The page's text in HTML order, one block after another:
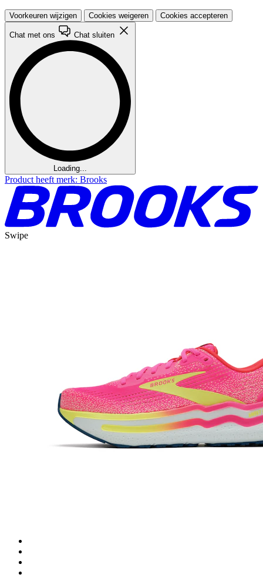
Voorkeuren wijzigen Cookies weigeren Cookies accepteren
Chat met ons Chat sluiten
Loading...
Product heeft merk: Brooks
Swipe